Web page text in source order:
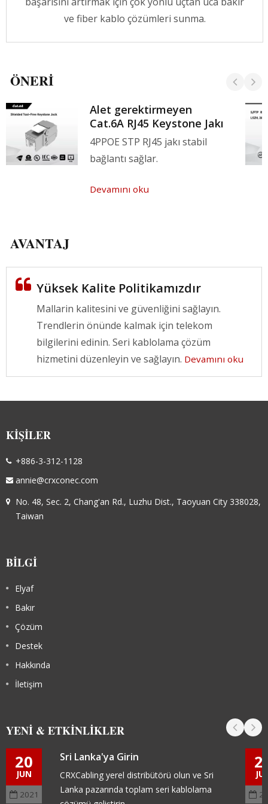
ve fiber kablo çözümleri sunma.
ÖNERI
Alet gerektirmeyen
Cat.6A RJ45 Keystone Jakı
4PPOE STP RJ45 jakı stabil
bağlantı sağlar.
Devamını oku
AVANTAJ
Yüksek Kalite Politikamızdır
Mallarin kalitesini ve güvenliğini sağlayın.
Trendlerin önünde kalmak için telekom
bilgilerini edinin. Seri kablolama çözüm
hizmetini düzenleyin ve sağlayın. Devamını oku
KIŞILER
+886-3-312-1128
annie@crxconec.com
No. 48, Sec. 2, Chang'an Rd., Luzhu Dist., Taoyuan City 338028,
Taiwan
BILGI
Elyaf
Bakır
Çözüm
Destek
Hakkında
İletişim
YENI & ETKINLIKLER
20
JUN
2021
Sri Lanka'ya Girin
CRXCabling yerel distribütörü olun ve Sri
Lanka pazarında toplam seri kablolama